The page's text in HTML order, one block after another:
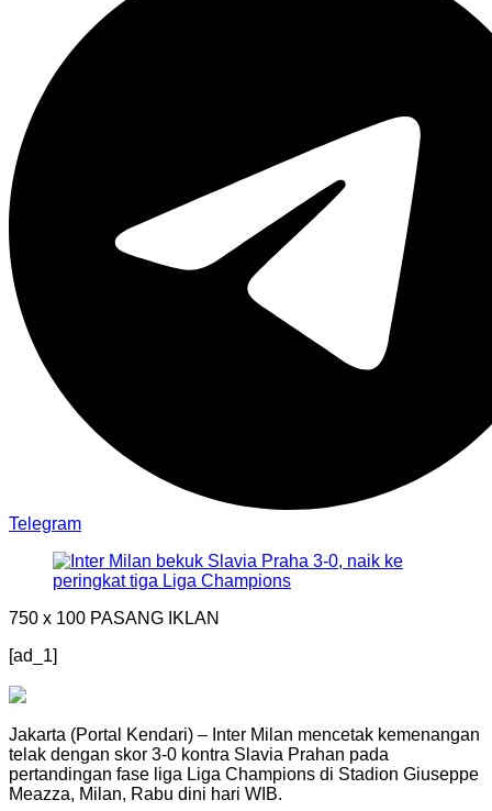
Telegram
750 x 100 PASANG IKLAN
[ad_1]
Jakarta (Portal Kendari) – Inter Milan mencetak kemenangan
telak dengan skor 3-0 kontra Slavia Prahan pada
pertandingan fase liga Liga Champions di Stadion Giuseppe
Meazza, Milan, Rabu dini hari WIB.